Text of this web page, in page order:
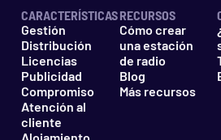
CARACTERÍSTICAS
Gestión
Distribución
Licencias
Publicidad
Compromiso
Atención al
cliente
RECURSOS
Cómo crear
una estación
de radio
Blog
Más recursos